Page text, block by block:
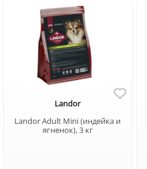
Landor
Landor Adult Mini (индейка и
ягненок), 3 кг